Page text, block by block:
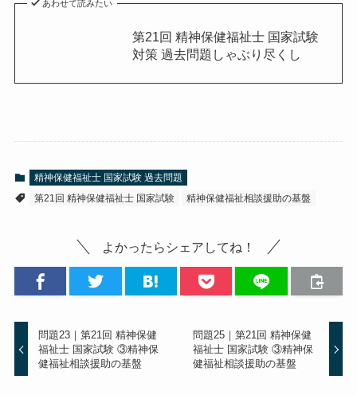
あわせて読みたい
第21回 精神保健福祉士 国家試験
対策 過去問題しゃぶり尽くし
精神保健福祉士 国家試験 過去問題
第21回 精神保健福祉士 国家試験
精神保健福祉相談援助の基盤
よかったらシェアしてね！
問題23｜第21回 精神保健
福祉士 国家試験 ③精神保
健福祉相談援助の基盤
問題25｜第21回 精神保健
福祉士 国家試験 ③精神保
健福祉相談援助の基盤